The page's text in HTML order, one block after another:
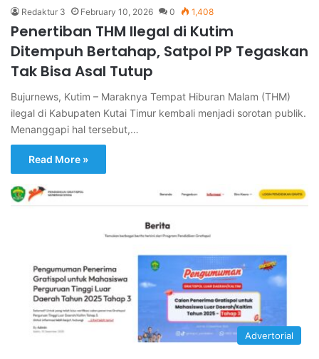
Redaktur 3 February 10, 2026 0 1,408
Penertiban THM Ilegal di Kutim
Ditempuh Bertahap, Satpol PP Tegaskan
Tak Bisa Asal Tutup
Bujurnews, Kutim – Maraknya Tempat Hiburan Malam (THM)
ilegal di Kabupaten Kutai Timur kembali menjadi sorotan publik.
Menanggapi hal tersebut,…
Read More »
Advertorial